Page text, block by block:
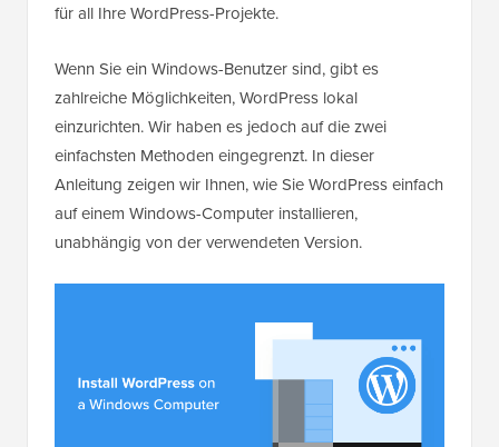
für all Ihre WordPress-Projekte.
Wenn Sie ein Windows-Benutzer sind, gibt es
zahlreiche Möglichkeiten, WordPress lokal
einzurichten. Wir haben es jedoch auf die zwei
einfachsten Methoden eingegrenzt. In dieser
Anleitung zeigen wir Ihnen, wie Sie WordPress einfach
auf einem Windows-Computer installieren,
unabhängig von der verwendeten Version.